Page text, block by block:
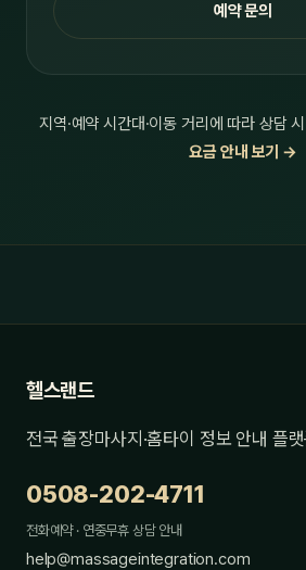
예약 문의
지역·예약 시간대·이동 거리에 따라 상담
요금 안내 보기 →
헬스랜드
전국 출장마사지·홈타이 정보 안내 플
0508-202-4711
전화예약 · 연중무휴 상담 안내
help@massageintegration.com